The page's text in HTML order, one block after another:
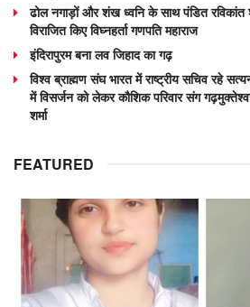
ढोल नगाड़ों और शंख ध्वनि के साथ पंडित रविकांत
विराजित किए विघ्नहर्ता गणपति महाराज
इंदिरापुरम बना लव जिहाद का गढ़
विश्व ब्राह्मण संघ भारत में राष्ट्रीय सचिव रहे
में विसर्जन को लेकर कौशिक परिवार संग
शर्मा
FEATURED